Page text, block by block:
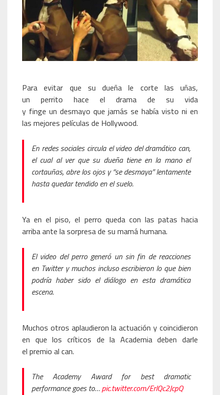
Para evitar que su dueña le corte las uñas,
un perrito hace el drama de su vida
y finge un desmayo que jamás se había visto ni en
las mejores películas de Hollywood.
En redes sociales circula el video del dramático can,
el cual al ver que su dueña tiene en la mano el
cortauñas, abre los ojos y “se desmaya” lentamente
hasta quedar tendido en el suelo.
Ya en el piso, el perro queda con las patas hacia
arriba ante la sorpresa de su mamá humana.
El video del perro generó un sin fin de reacciones
en Twitter y muchos incluso escribieron lo que bien
podría haber sido el diálogo en esta dramática
escena.
Muchos otros aplaudieron la actuación y coincidieron
en que los críticos de la Academia deben darle
el premio al can.
The Academy Award for best dramatic
performance goes to…pic.twitter.com/ErlQc2JcpQ